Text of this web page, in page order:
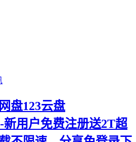
盘123云盘
-新用户免费注册送2T超